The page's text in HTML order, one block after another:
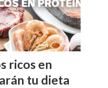
ricos en
tu dieta